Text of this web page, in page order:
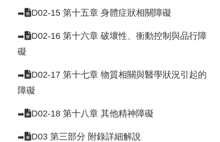
➡️ D02-15 第十五章 身體症狀相關障礙
➡️
D02-16 第十六章 破壞性、衝動控制與品行障
礙
➡️
D02-17 第十七章 物質相關與醫學狀況引起的
障礙
➡️ D02-18 第十八章 其他精神障礙
➡️ D03 第三部分 附錄詳細解說